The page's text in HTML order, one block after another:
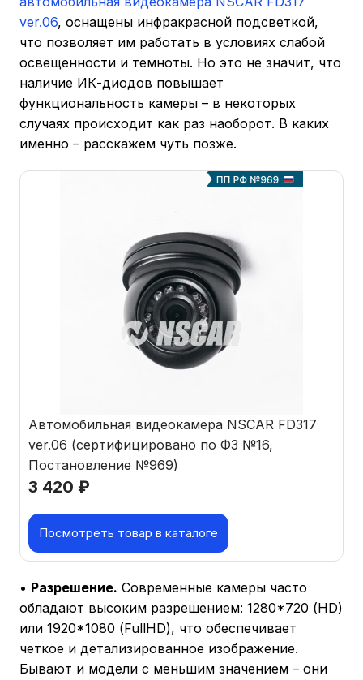
ver.06, оснащены инфракрасной подсветкой,
что позволяет им работать в условиях слабой
освещенности и темноты. Но это не значит, что
наличие ИК-диодов повышает
функциональность камеры – в некоторых
случаях происходит как раз наоборот. В каких
именно – расскажем чуть позже.
Автомобильная видеокамера NSCAR FD317
ver.06 (сертифицировано по ФЗ №16,
Постановление №969)
3 420 ₽
Посмотреть товар в каталоге
• Разрешение. Современные камеры часто
обладают высоким разрешением: 1280*720 (HD)
или 1920*1080 (FullHD), что обеспечивает
четкое и детализированное изображение.
Бывают и модели с меньшим значением – они